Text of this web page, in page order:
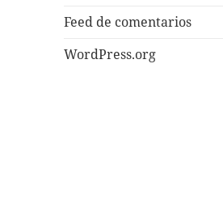
Feed de comentarios
WordPress.org